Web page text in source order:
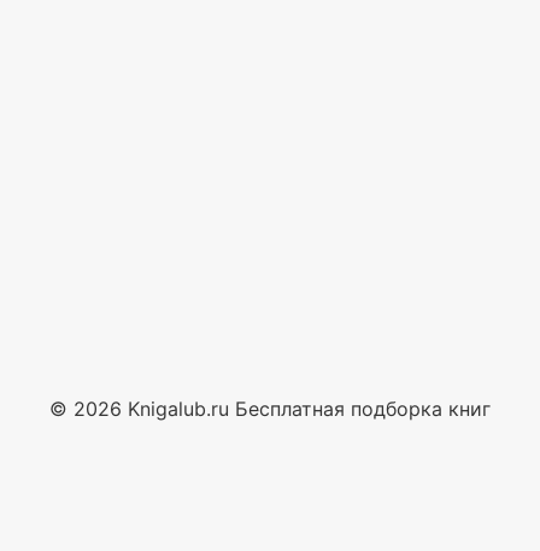
© 2026 Knigalub.ru Бесплатная подборка книг